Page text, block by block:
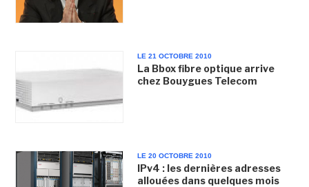
LE 21 OCTOBRE 2010
La Bbox fibre optique arrive
chez Bouygues Telecom
LE 20 OCTOBRE 2010
IPv4 : les dernières adresses
allouées dans quelques mois